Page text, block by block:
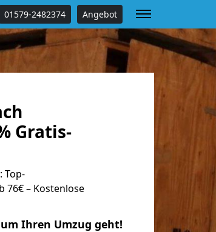
01579-2482374 Angebot
Gratis-
Top-
76€ – Kostenlose
Ihren Umzug geht!